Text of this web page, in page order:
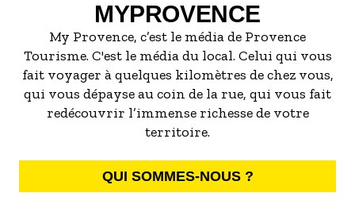
MYPROVENCE
My Provence, c’est le média de Provence
Tourisme. C'est le média du local. Celui qui vous
fait voyager à quelques kilomètres de chez vous,
qui vous dépayse au coin de la rue, qui vous fait
redécouvrir l’immense richesse de votre
territoire.
QUI SOMMES-NOUS ?